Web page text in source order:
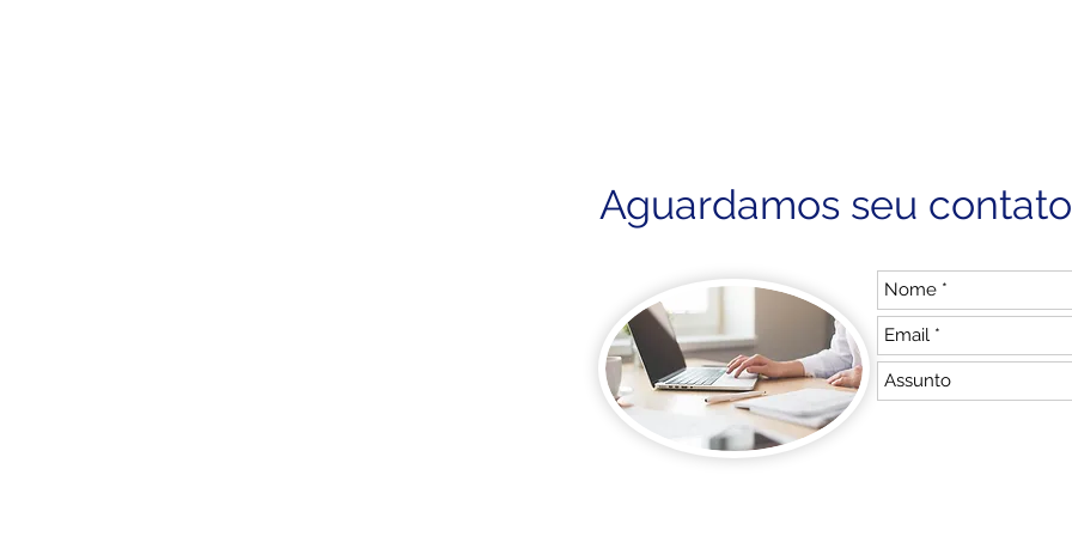
Aguardamos seu contato